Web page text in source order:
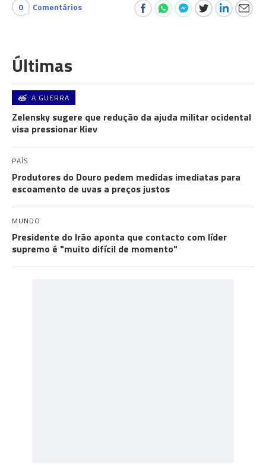
0 Comentários
Últimas
A GUERRA
Zelensky sugere que redução da ajuda militar ocidental
visa pressionar Kiev
PAÍS
Produtores do Douro pedem medidas imediatas para
escoamento de uvas a preços justos
MUNDO
Presidente do Irão aponta que contacto com líder
supremo é "muito difícil de momento"